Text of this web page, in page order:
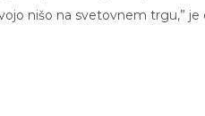
nišo na svetovnem trgu,” je